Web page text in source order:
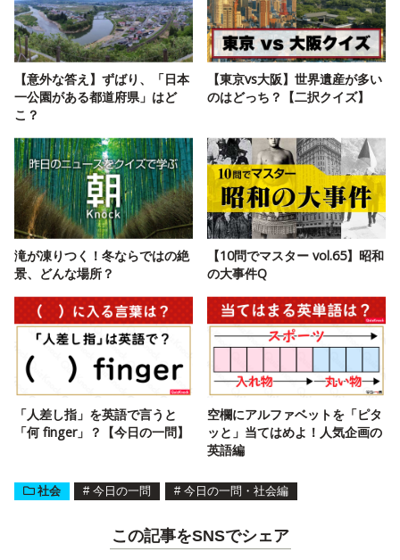
【意外な答え】ずばり、「日本
一公園がある都道府県」はど
こ？
【東京vs大阪】世界遺産が多い
のはどっち？【二択クイズ】
滝が凍りつく！冬ならではの絶
景、どんな場所？
【10問でマスター vol.65】昭和
の大事件Q
「人差し指」を英語で言うと
「何 finger」？【今日の一問】
空欄にアルファベットを「ピタ
ッと」当てはめよ！人気企画の
英語編
社会 # 今日の一問 # 今日の一問・社会編
この記事をSNSでシェア